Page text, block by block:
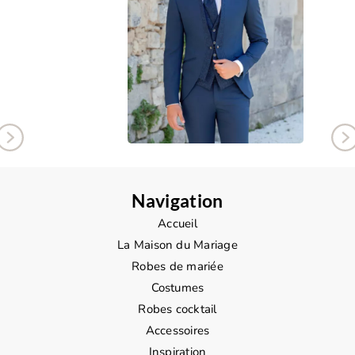
Navigation
Accueil
La Maison du Mariage
Robes de mariée
Costumes
Robes cocktail
Accessoires